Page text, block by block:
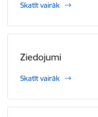
Skatīt vairāk
Ziedojumi
Skatīt vairāk